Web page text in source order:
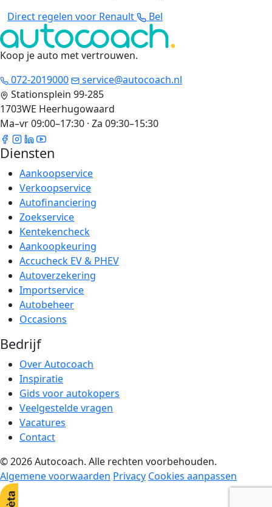
Direct regelen voor Renault
Bel
Koop je auto met vertrouwen.
072-2019000
service@autocoach.nl
Stationsplein 99-285
1703WE Heerhugowaard
Ma–vr 09:00–17:30 · Za 09:30–15:30
Diensten
Aankoopservice
Verkoopservice
Autofinanciering
Zoekservice
Kentekencheck
Aankoopkeuring
Accucheck EV & PHEV
Autoverzekering
Importservice
Autobeheer
Occasions
Bedrijf
Over Autocoach
Inspiratie
Gids voor autokopers
Veelgestelde vragen
Vacatures
Contact
© 2026 Autocoach. Alle rechten voorbehouden.
Algemene voorwaarden Privacy Cookies aanpassen